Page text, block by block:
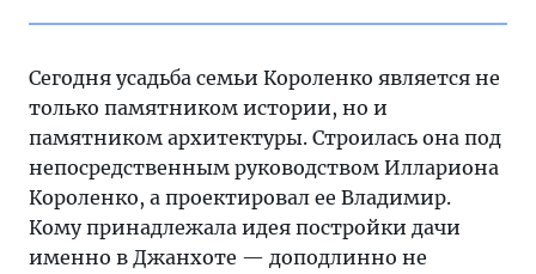
Сегодня усадьба семьи Короленко является не
только памятником истории, но и
памятником архитектуры. Строилась она под
непосредственным руководством Иллариона
Короленко, а проектировал ее Владимир.
Кому принадлежала идея постройки дачи
именно в Джанхоте — доподлинно не